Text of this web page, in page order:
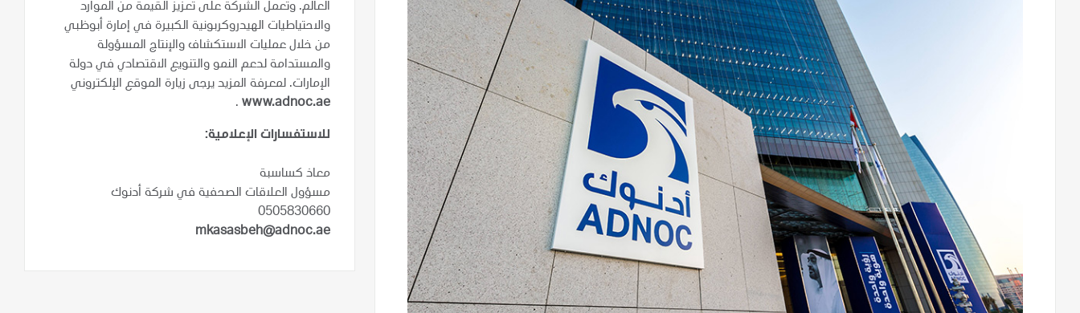
العالم. وتعمل الشركة على تعزيز القيمة من الموارد
والاحتياطيات الهيدروكربونية الكبيرة في إمارة أبوظبي
من خلال عمليات الاستكشاف والإنتاج المسؤولة
والمستدامة لدعم النمو والتنويع الاقتصادي في دولة
الإمارات. لمعرفة المزيد يرجى زيارة الموقع الإلكتروني
www.adnoc.ae
.
للاستفسارات الإعلامية:
معاذ كساسبة
مسؤول العلاقات الصحفية في شركة أدنوك
0505830660
mkasasbeh@adnoc.ae